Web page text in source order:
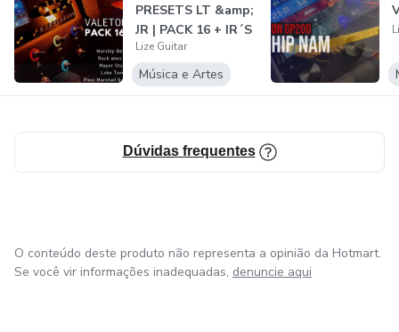
PRESETS LT &amp;
JR | PACK 16 + IR´S
| WORSHI...
Lize Guitar
Música e Artes
Dúvidas frequentes
O conteúdo deste produto não representa a opinião da Hotmart.
Se você vir informações inadequadas, denuncie aqui